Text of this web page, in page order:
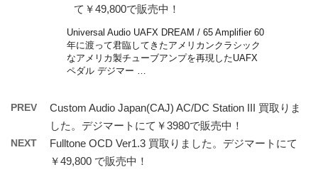
て￥49,800で販売中！
Universal Audio UAFX DREAM / 65 Amplifier 60
年に渡って君臨してきたアメリカンクラシック
なアメリカ製チューブアンプを再現したUAFX
ペダル デジマー …
PREV
Custom Audio Japan(CAJ) AC/DC Station III 買取りま
した。デジマートにて￥3980で販売中！
NEXT
Fulltone OCD Ver1.3 買取りました。デジマートにて
￥49,800 で販売中！